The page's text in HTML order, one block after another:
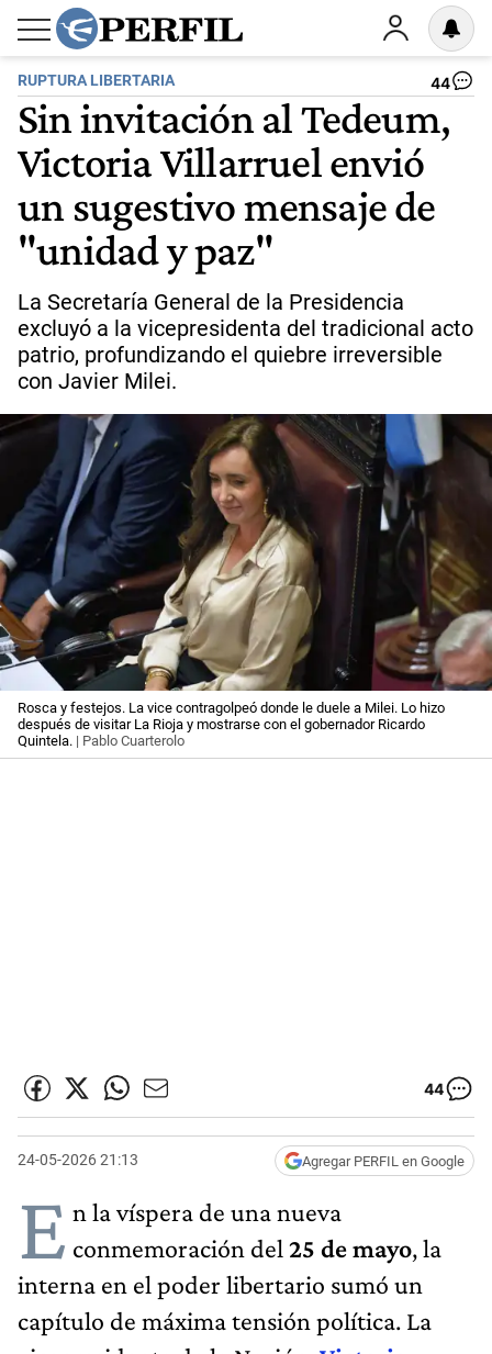
RUPTURA LIBERTARIA 44
Sin invitación al Tedeum,
Victoria Villarruel envió
un sugestivo mensaje de
"unidad y paz"
La Secretaría General de la Presidencia
excluyó a la vicepresidenta del tradicional acto
patrio, profundizando el quiebre irreversible
con Javier Milei.
Rosca y festejos. La vice contragolpeó donde le duele a Milei. Lo hizo
después de visitar La Rioja y mostrarse con el gobernador Ricardo
Quintela. | Pablo Cuarterolo
44
24-05-2026 21:13 Agregar PERFIL en Google
E n la víspera de una nueva
conmemoración del 25 de mayo, la
interna en el poder libertario sumó un
capítulo de máxima tensión política. La